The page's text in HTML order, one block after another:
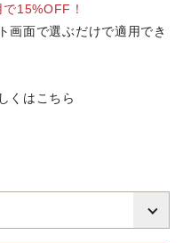
15%OFF！
画面で選ぶだけで適用でき
くはこちら